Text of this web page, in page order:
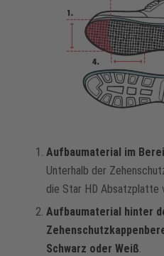
Aufbaumaterial im
Unterhalb der
die Star HD Absatzplatte
Aufbaumaterial hinter
Schwarz oder Weiß.